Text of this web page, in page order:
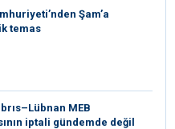
Şam’a
temas
MEB
iptali gündemde değil